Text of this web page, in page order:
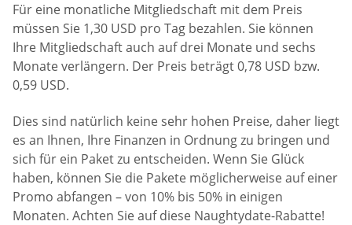
Für eine monatliche Mitgliedschaft mit dem Preis
müssen Sie 1,30 USD pro Tag bezahlen. Sie können
Ihre Mitgliedschaft auch auf drei Monate und sechs
Monate verlängern. Der Preis beträgt 0,78 USD bzw.
0,59 USD.
Dies sind natürlich keine sehr hohen Preise, daher liegt
es an Ihnen, Ihre Finanzen in Ordnung zu bringen und
sich für ein Paket zu entscheiden. Wenn Sie Glück
haben, können Sie die Pakete möglicherweise auf einer
Promo abfangen – von 10% bis 50% in einigen
Monaten. Achten Sie auf diese Naughtydate-Rabatte!